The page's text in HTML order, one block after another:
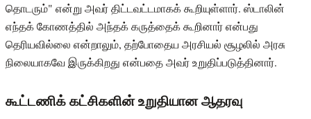
தொடரும்" என்று அவர் திட்டவட்டமாகக் கூறியுள்ளார். ஸ்டாலின்
எந்தக் கோணத்தில் அந்தக் கருத்தைக் கூறினார் என்பது
தெரியவில்லை என்றாலும், தற்போதைய அரசியல் சூழலில் அரசு
நிலையாகவே இருக்கிறது என்பதை அவர் உறுதிப்படுத்தினார்.
கூட்டணிக் கட்சிகளின் உறுதியான ஆதரவு